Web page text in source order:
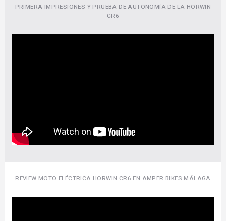
PRIMERA IMPRESIONES Y PRUEBA DE AUTONOMÍA DE LA HORWIN
CR6
REVIEW MOTO ELÉCTRICA HORWIN CR6 EN AMPER BIKES MÁLAGA